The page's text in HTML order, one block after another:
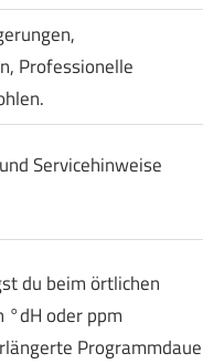
Professionelle
Servicehinweise
du beim örtlichen
oder ppm